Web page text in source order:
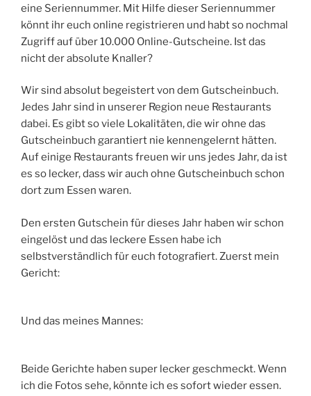
eine Seriennummer. Mit Hilfe dieser Seriennummer
könnt ihr euch online registrieren und habt so nochmal
Zugriff auf über 10.000 Online-Gutscheine. Ist das
nicht der absolute Knaller?
Wir sind absolut begeistert von dem Gutscheinbuch.
Jedes Jahr sind in unserer Region neue Restaurants
dabei. Es gibt so viele Lokalitäten, die wir ohne das
Gutscheinbuch garantiert nie kennengelernt hätten.
Auf einige Restaurants freuen wir uns jedes Jahr, da ist
es so lecker, dass wir auch ohne Gutscheinbuch schon
dort zum Essen waren.
Den ersten Gutschein für dieses Jahr haben wir schon
eingelöst und das leckere Essen habe ich
selbstverständlich für euch fotografiert. Zuerst mein
Gericht:
Und das meines Mannes:
Beide Gerichte haben super lecker geschmeckt. Wenn
ich die Fotos sehe, könnte ich es sofort wieder essen.